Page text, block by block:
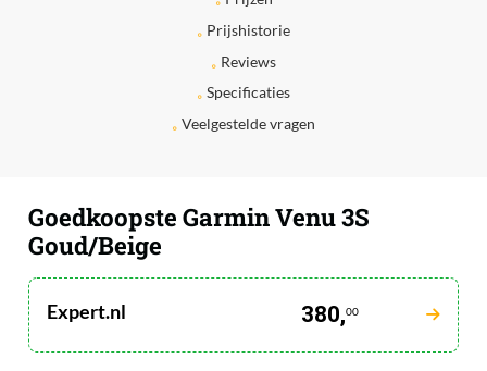
Prijshistorie
Reviews
Specificaties
Veelgestelde vragen
Goedkoopste Garmin Venu 3S
Goud/Beige
Expert.nl 380,00